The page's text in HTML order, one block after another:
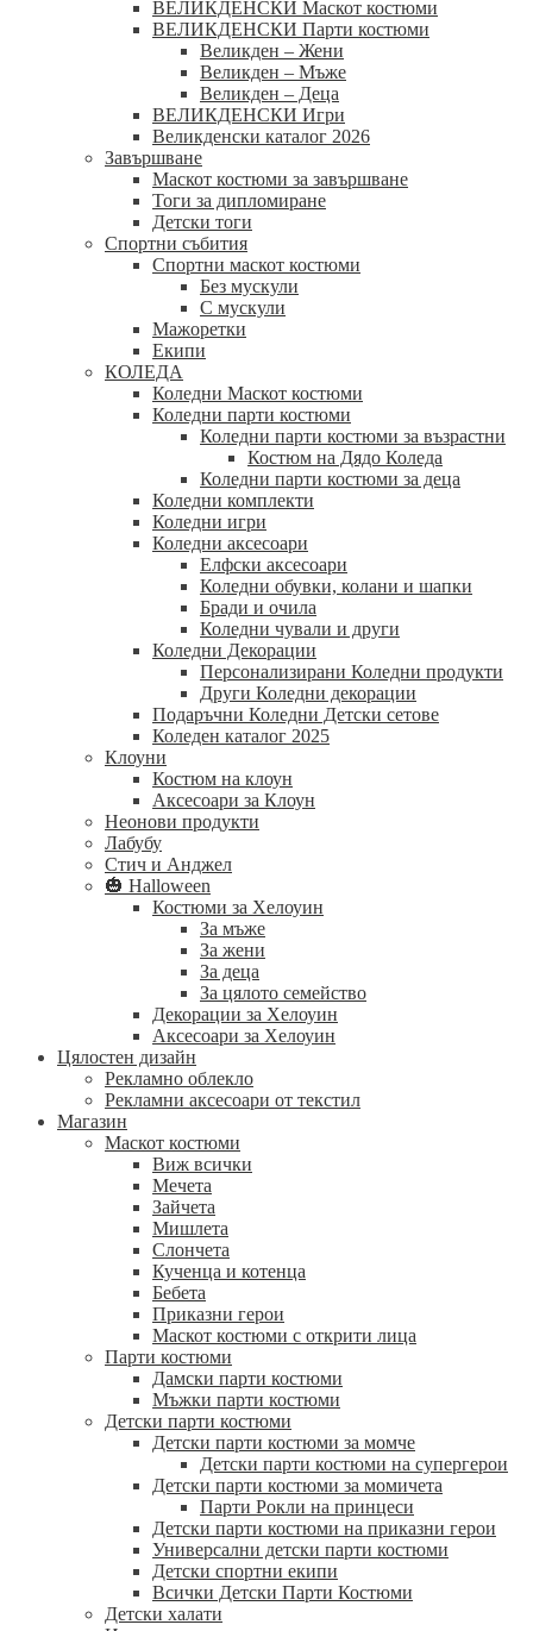
ВЕЛИКДЕНСКИ Маскот костюми
ВЕЛИКДЕНСКИ Парти костюми
Великден – Жени
Великден – Мъже
Великден – Деца
ВЕЛИКДЕНСКИ Игри
Великденски каталог 2026
Завършване
Маскот костюми за завършване
Тоги за дипломиране
Детски тоги
Спортни събития
Спортни маскот костюми
Без мускули
С мускули
Мажоретки
Екипи
КОЛЕДА
Коледни Маскот костюми
Коледни парти костюми
Коледни парти костюми за възрастни
Костюм на Дядо Коледа
Коледни парти костюми за деца
Коледни комплекти
Коледни игри
Коледни аксесоари
Елфски аксесоари
Коледни обувки, колани и шапки
Бради и очила
Коледни чували и други
Коледни Декорации
Персонализирани Коледни продукти
Други Коледни декорации
Подаръчни Коледни Детски сетове
Коледен каталог 2025
Клоуни
Костюм на клоун
Аксесоари за Клоун
Неонови продукти
Лабубу
Стич и Анджел
🎃 Halloween
Костюми за Хелоуин
За мъже
За жени
За деца
За цялото семейство
Декорации за Хелоуин
Аксесоари за Хелоуин
Цялостен дизайн
Рекламно облекло
Рекламни аксесоари от текстил
Магазин
Маскот костюми
Виж всички
Мечета
Зайчета
Мишлета
Слончета
Кученца и котенца
Бебета
Приказни герои
Маскот костюми с открити лица
Парти костюми
Дамски парти костюми
Мъжки парти костюми
Детски парти костюми
Детски парти костюми за момче
Детски парти костюми на супергерои
Детски парти костюми за момичета
Парти Рокли на принцеси
Детски парти костюми на приказни герои
Универсални детски парти костюми
Детски спортни екипи
Всички Детски Парти Костюми
Детски халати